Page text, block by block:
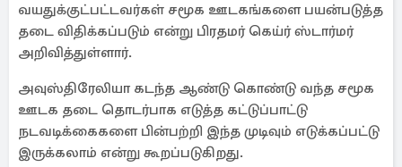
வயதுக்குட்பட்டவர்கள் சமூக ஊடகங்களை பயன்படுத்த
தடை விதிக்கப்படும் என்று பிரதமர் கெய்ர் ஸ்டார்மர்
அறிவித்துள்ளார்.
அவுஸ்திரேலியா கடந்த ஆண்டு கொண்டு வந்த சமூக
ஊடக தடை தொடர்பாக எடுத்த கட்டுப்பாட்டு
நடவடிக்கைகளை பின்பற்றி இந்த முடிவும் எடுக்கப்பட்டு
இருக்கலாம் என்று கூறப்படுகிறது.